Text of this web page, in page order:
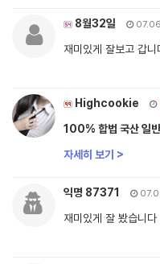
8월32일
재미있게 잘보고 갑니
Highcookie
100% 합법 국산 일
자세히 보기 >
익명 87371
재미있게 잘 봤습니다